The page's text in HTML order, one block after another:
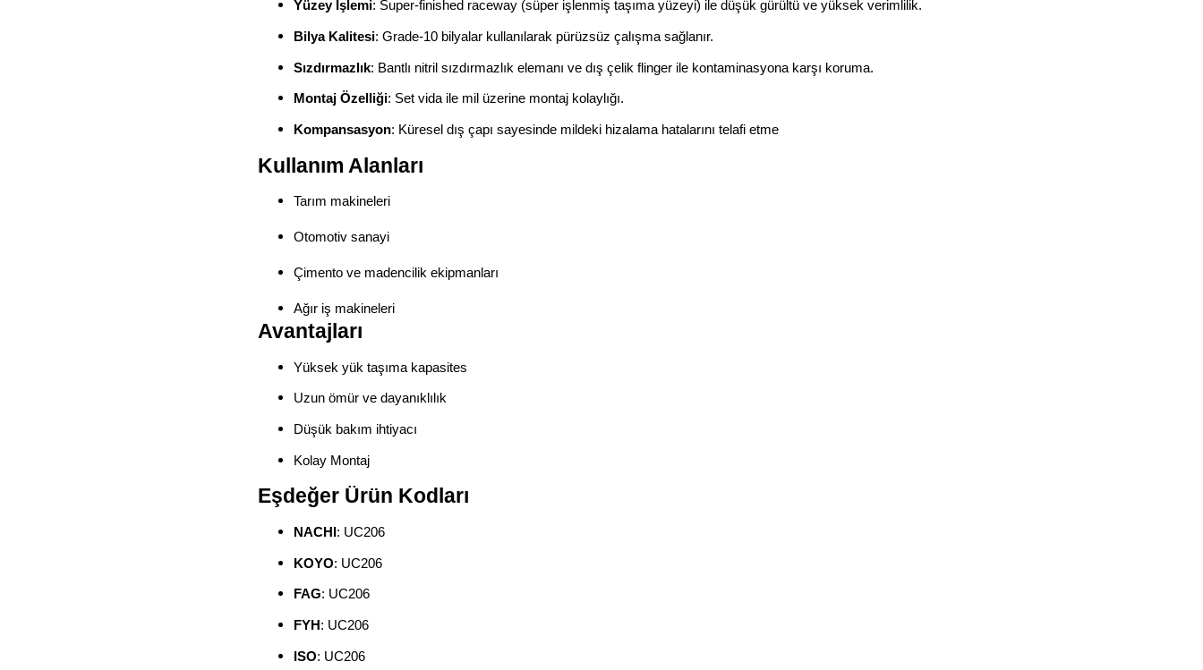
Yüzey İşlemi: Super-finished raceway (süper işlenmiş taşıma yüzeyi) ile düşük gürültü ve yüksek verimlilik.
Bilya Kalitesi: Grade-10 bilyalar kullanılarak pürüzsüz çalışma sağlanır.
Sızdırmazlık: Bantlı nitril sızdırmazlık elemanı ve dış çelik flinger ile kontaminasyona karşı koruma.
Montaj Özelliği: Set vida ile mil üzerine montaj kolaylığı.
Kompansasyon: Küresel dış çapı sayesinde mildeki hizalama hatalarını telafi etme
Kullanım Alanları
Tarım makineleri
Otomotiv sanayi
Çimento ve madencilik ekipmanları
Ağır iş makineleri
Avantajları
Yüksek yük taşıma kapasites
Uzun ömür ve dayanıklılık
Düşük bakım ihtiyacı
Kolay Montaj
Eşdeğer Ürün Kodları
NACHI : UC206
KOYO: UC206
FAG: UC206
FYH : UC206
ISO: UC206